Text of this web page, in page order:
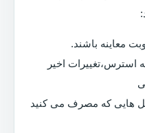
معاینه باشند.
اخیر
هایی که مصرف می کنید